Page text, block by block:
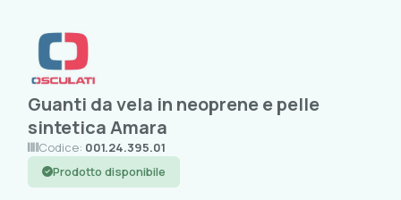
Guanti da vela in neoprene e pelle
sintetica Amara
Codice: 001.24.395.01
Prodotto disponibile